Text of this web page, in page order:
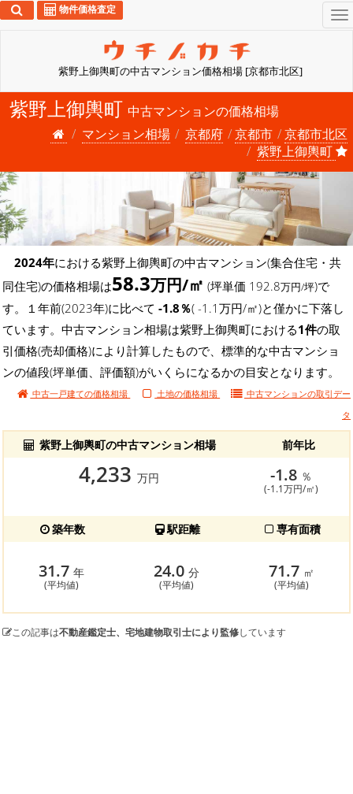
紫野上御輿町の中古マンション価格相場 [京都市北区]
物件価格査定
紫野上御輿町 中古マンションの価格相場
マンション相場
京都府 京都市
京都市北区
紫野上御輿町
2024年における紫野上御輿町の中古マンション(集合住宅・共
同住宅)の価格相場は58.3万円/㎡ (坪単価 192.8万円/坪)で
す。１年前(2023年)に比べて -1.8％( -1.1万円/㎡)と僅かに下落し
ています。中古マンション相場は紫野上御輿町における1件の取
引価格(売却価格)により計算したもので、標準的な中古マンショ
ンの値段(坪単価、評価額)がいくらになるかの目安となります。
中古一戸建ての価格相場 土地の価格相場 中古マンションの取引デー
タ
紫野上御輿町の中古マンション相場 前年比
4,233 万円 -1.8 ％
(-1.1万円/㎡)
築年数 駅距離 専有面積
31.7 年
(平均値)
24.0 分
(平均値)
71.7 ㎡
(平均値)
この記事は不動産鑑定士、宅地建物取引士により監修しています